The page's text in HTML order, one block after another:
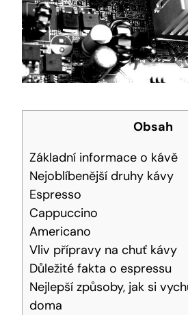
Obsah
Základní informace o kávě
Nejoblíbenější druhy kávy
Espresso
Cappuccino
Americano
Vliv přípravy na chuť kávy
Důležité fakta o espressu
Nejlepší způsoby, jak si
doma